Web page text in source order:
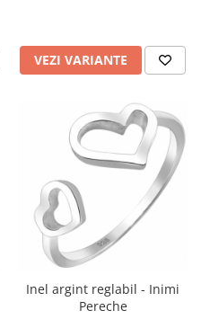
VEZI VARIANTE
Inel argint reglabil - Inimi
Pereche